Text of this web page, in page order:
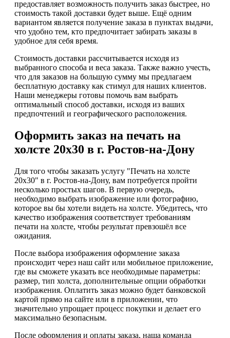
предоставляет возможность получить заказ быстрее, но
стоимость такой доставки будет выше. Ещё одним
вариантом является получение заказа в пунктах выдачи,
что удобно тем, кто предпочитает забирать заказы в
удобное для себя время.
Стоимость доставки рассчитывается исходя из
выбранного способа и веса заказа. Также важно учесть,
что для заказов на большую сумму мы предлагаем
бесплатную доставку как стимул для наших клиентов.
Наши менеджеры готовы помочь вам выбрать
оптимальный способ доставки, исходя из ваших
предпочтений и географического расположения.
Оформить заказ на печать на
холсте 20х30 в г. Ростов-на-Дону
Для того чтобы заказать услугу "Печать на холсте
20х30" в г. Ростов-на-Дону, вам потребуется пройти
несколько простых шагов. В первую очередь,
необходимо выбрать изображение или фотографию,
которое вы бы хотели видеть на холсте. Убедитесь, что
качество изображения соответствует требованиям
печати на холсте, чтобы результат превзошёл все
ожидания.
После выбора изображения оформление заказа
происходит через наш сайт или мобильное приложение,
где вы сможете указать все необходимые параметры:
размер, тип холста, дополнительные опции обработки
изображения. Оплатить заказ можно будет банковской
картой прямо на сайте или в приложении, что
значительно упрощает процесс покупки и делает его
максимально безопасным.
После оформления и оплаты заказа, наша команда